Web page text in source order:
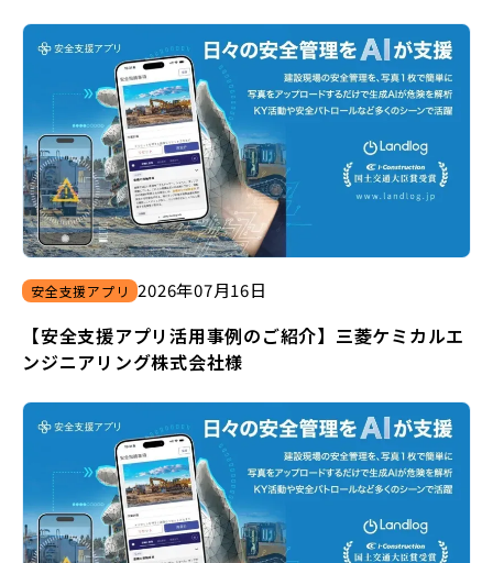
安全支援アプリ 2026年07月16日
【安全支援アプリ活用事例のご紹介】三菱ケミカルエ
ンジニアリング株式会社様